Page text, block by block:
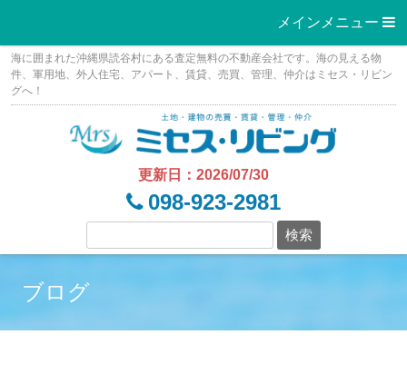
メインメニュー 
Skip
content
海に囲まれた沖縄県読谷村にある査定無料の不動産会社です。海の見える物
件、軍用地、外人住宅、アパート、賃貸、売買、管理、仲介はミセス・リビン
グへ！
更新日：2026/07/30
098-923-2981
ブログ